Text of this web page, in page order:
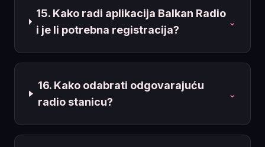
15. Kako radi aplikacija Balkan Radio
i je li potrebna registracija?
⌄
16. Kako odabrati odgovarajuću
radio stanicu?
⌄